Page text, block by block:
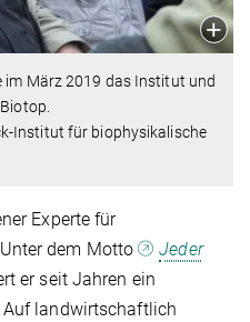
März 2019 das Institut und
Institut für biophysikalische
Experte für
dem Motto
Jeder
er seit Jahren ein
landwirtschaftlich